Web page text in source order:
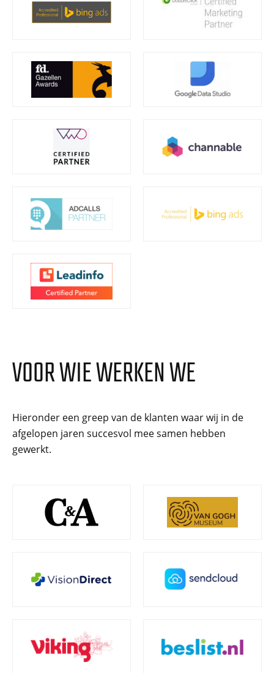
VOOR WIE WERKEN WE
Hieronder een greep van de klanten waar wij in de
afgelopen jaren succesvol mee samen hebben
gewerkt.